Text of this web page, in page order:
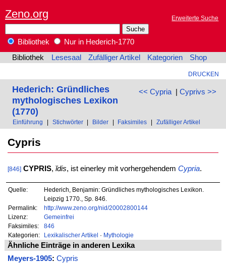
Zeno.org Erweiterte Suche
Bibliothek
Nur in Hederich-1770
Bibliothek
Lesesaal Zufälliger Artikel Kategorien Shop
DRUCKEN
<< Cypria| Cyprivs >>
Hederich: Gründliches
mythologisches Lexikon
(1770)
Einführung Stichwörter Bilder Faksimiles Zufälliger Artikel
Cypris
[846] CYPRIS, ĭdis, ist einerley mit vorhergehendem Cypria.
Quelle:
Hederich, Benjamin: Gründliches mythologisches Lexikon.
Leipzig 1770., Sp. 846.
Permalink:
http://www.zeno.org/nid/20002800144
Lizenz:
Gemeinfrei
Faksimiles:
846
Kategorien:
Lexikalischer Artikel · Mythologie
Ähnliche Einträge in anderen Lexika
Meyers-1905: Cypris